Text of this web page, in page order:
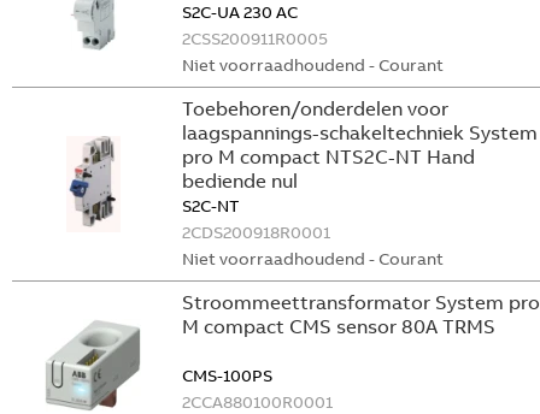
S2C-UA 230 AC
2CSS200911R0005
Niet voorraadhoudend - Courant
Toebehoren/onderdelen voor
laagspannings-schakeltechniek System
pro M compact NTS2C-NT Hand
bediende nul
S2C-NT
2CDS200918R0001
Niet voorraadhoudend - Courant
Stroommeettransformator System pro
M compact CMS sensor 80A TRMS
CMS-100PS
2CCA880100R0001